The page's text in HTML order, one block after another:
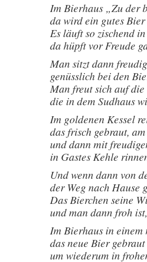
Im Bierhaus „Zu der
da wird ein gutes
Es läuft so zischend
da hüpft vor Freude
Man sitzt dann
genüsslich bei den
Man freut sich auf
die in dem Sudhaus
Im goldenen Kessel
das frisch gebraut,
und dann mit
in Gastes Kehle
Und wenn dann von
der Weg nach Hause
Das Bierchen seine
und man dann froh
Im Bierhaus in einem
das neue Bier
um wiederum in